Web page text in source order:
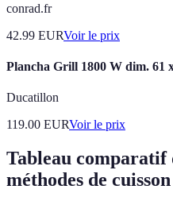
conrad.fr
42.99 EURVoir le prix
Plancha Grill 1800 W dim. 61
Ducatillon
119.00 EURVoir le prix
Tableau comparatif
méthodes de